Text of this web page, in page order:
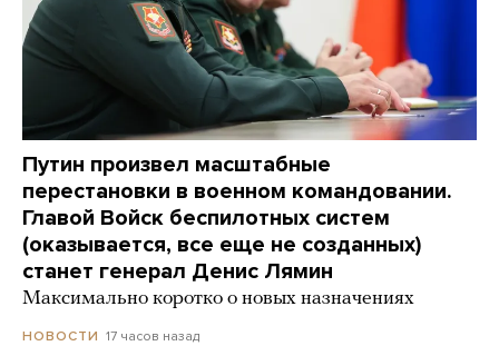
Путин произвел масштабные
перестановки в военном командовании.
Главой Войск беспилотных систем
(оказывается, все еще не созданных)
станет генерал Денис Лямин
Максимально коротко о новых назначениях
НОВОСТИ 17 часов назад